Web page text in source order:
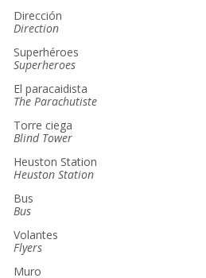
Dirección
Direction
Superhéroes
Superheroes
El paracaidista
The Parachutiste
Torre ciega
Blind Tower
Heuston Station
Heuston Station
Bus
Bus
Volantes
Flyers
Muro